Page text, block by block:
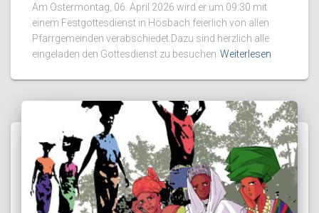
Am Ostermontag, 06. April 2026 wird er um 09:30 mit
einem Festgottesdienst in Hösbach feierlich von allen
Pfarrgemeinden verabschiedet.Dazu sind herzlich alle
eingeladen den Gottesdienst zu besuchen Weiterlesen